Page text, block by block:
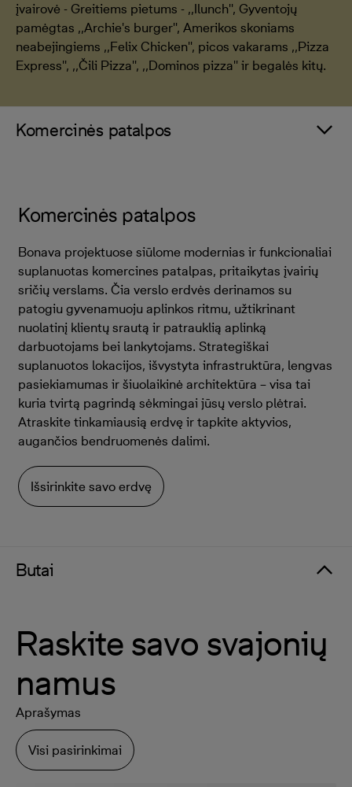
įvairovė - Greitiems pietums - ,,Ilunch'', Gyventojų
pamėgtas ,,Archie's burger'', Amerikos skoniams
neabejingiems ,,Felix Chicken'', picos vakarams ,,Pizza
Express'', ,,Čili Pizza'', ,,Dominos pizza'' ir begalės kitų.
Komercinės patalpos
Komercinės patalpos
Bonava projektuose siūlome modernias ir funkcionaliai
suplanuotas komercines patalpas, pritaikytas įvairių
sričių verslams. Čia verslo erdvės derinamos su
patogiu gyvenamuoju aplinkos ritmu, užtikrinant
nuolatinį klientų srautą ir patrauklią aplinką
darbuotojams bei lankytojams. Strategiškai
suplanuotos lokacijos, išvystyta infrastruktūra, lengvas
pasiekiamumas ir šiuolaikinė architektūra – visa tai
kuria tvirtą pagrindą sėkmingai jūsų verslo plėtrai.
Atraskite tinkamiausią erdvę ir tapkite aktyvios,
augančios bendruomenės dalimi.
Išsirinkite savo erdvę
Butai
Raskite savo svajonių
namus
Aprašymas
Visi pasirinkimai